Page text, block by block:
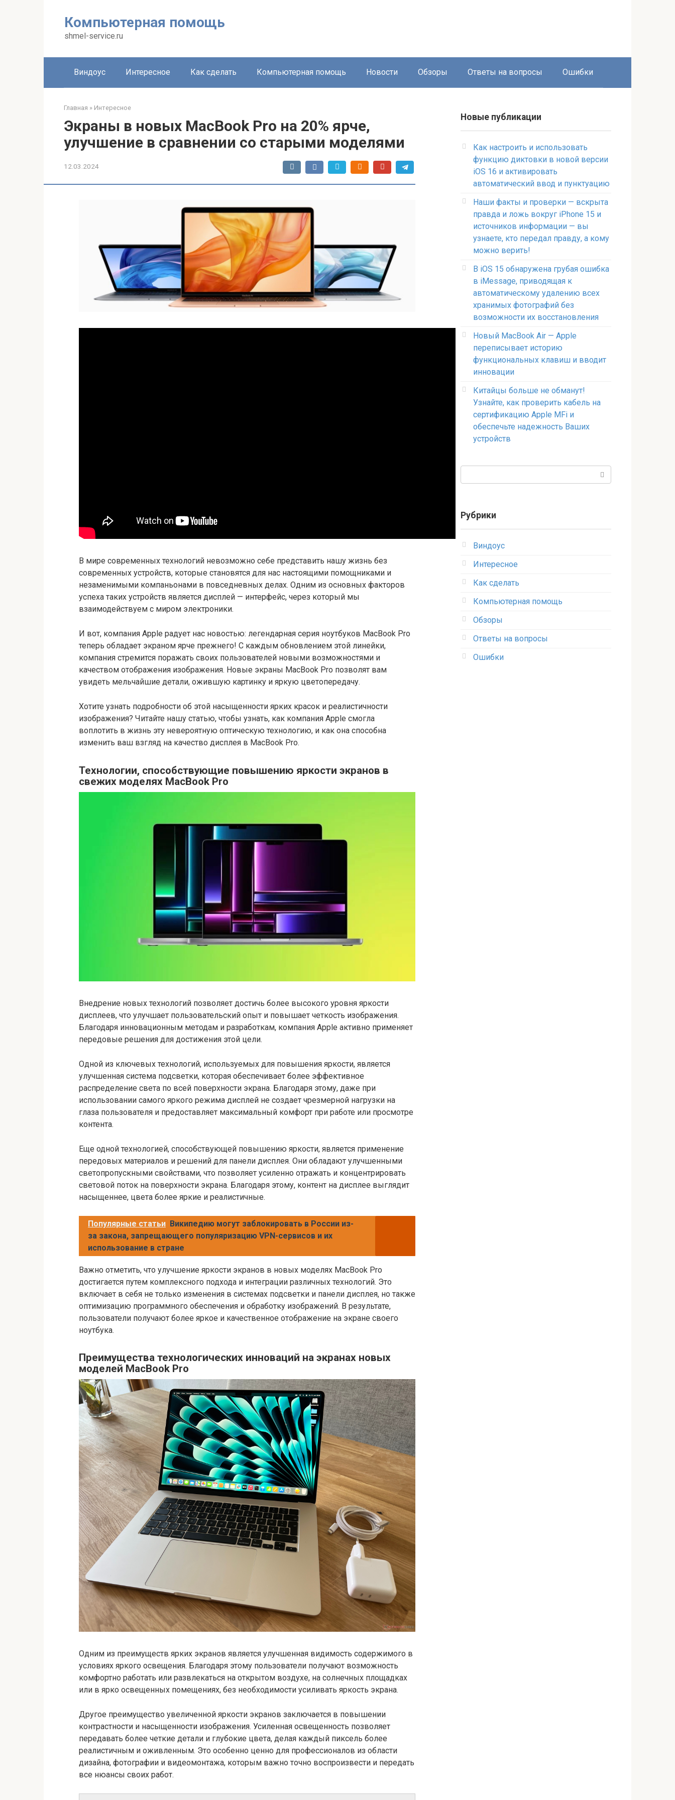
Компьютерная помощь
shmel-service.ru
Виндоус Интересное Как сделать Компьютерная помощь Новости Обзоры Ответы на вопросы Ошибки
Главная » Интересное
Экраны в новых MacBook Pro на 20% ярче,
улучшение в сравнении со старыми моделями
12.03.2024
В мире современных технологий невозможно себе представить нашу жизнь без
современных устройств, которые становятся для нас настоящими помощниками и
незаменимыми компаньонами в повседневных делах. Одним из основных факторов
успеха таких устройств является дисплей — интерфейс, через который мы
взаимодействуем с миром электроники.
И вот, компания Apple радует нас новостью: легендарная серия ноутбуков MacBook Pro
теперь обладает экраном ярче прежнего! С каждым обновлением этой линейки,
компания стремится поражать своих пользователей новыми возможностями и
качеством отображения изображения. Новые экраны MacBook Pro позволят вам
увидеть мельчайшие детали, ожившую картинку и яркую цветопередачу.
Хотите узнать подробности об этой насыщенности ярких красок и реалистичности
изображения? Читайте нашу статью, чтобы узнать, как компания Apple смогла
воплотить в жизнь эту невероятную оптическую технологию, и как она способна
изменить ваш взгляд на качество дисплея в MacBook Pro.
Технологии, способствующие повышению яркости экранов в
свежих моделях MacBook Pro
Внедрение новых технологий позволяет достичь более высокого уровня яркости
дисплеев, что улучшает пользовательский опыт и повышает четкость изображения.
Благодаря инновационным методам и разработкам, компания Apple активно применяет
передовые решения для достижения этой цели.
Одной из ключевых технологий, используемых для повышения яркости, является
улучшенная система подсветки, которая обеспечивает более эффективное
распределение света по всей поверхности экрана. Благодаря этому, даже при
использовании самого яркого режима дисплей не создает чрезмерной нагрузки на
глаза пользователя и предоставляет максимальный комфорт при работе или просмотре
контента.
Еще одной технологией, способствующей повышению яркости, является применение
передовых материалов и решений для панели дисплея. Они обладают улучшенными
светопропускными свойствами, что позволяет усиленно отражать и концентрировать
световой поток на поверхности экрана. Благодаря этому, контент на дисплее выглядит
насыщеннее, цвета более яркие и реалистичные.
Популярные статьи Википедию могут заблокировать в России из-
за закона, запрещающего популяризацию VPN-сервисов и их
использование в стране
Важно отметить, что улучшение яркости экранов в новых моделях MacBook Pro
достигается путем комплексного подхода и интеграции различных технологий. Это
включает в себя не только изменения в системах подсветки и панели дисплея, но также
оптимизацию программного обеспечения и обработку изображений. В результате,
пользователи получают более яркое и качественное отображение на экране своего
ноутбука.
Преимущества технологических инноваций на экранах новых
моделей MacBook Pro
Одним из преимуществ ярких экранов является улучшенная видимость содержимого в
условиях яркого освещения. Благодаря этому пользователи получают возможность
комфортно работать или развлекаться на открытом воздухе, на солнечных площадках
или в ярко освещенных помещениях, без необходимости усиливать яркость экрана.
Другое преимущество увеличенной яркости экранов заключается в повышении
контрастности и насыщенности изображения. Усиленная освещенность позволяет
передавать более четкие детали и глубокие цвета, делая каждый пиксель более
реалистичным и оживленным. Это особенно ценно для профессионалов из области
дизайна, фотографии и видеомонтажа, которым важно точно воспроизвести и передать
все нюансы своих работ.
Новые публикации
Как настроить и использовать
функцию диктовки в новой версии
iOS 16 и активировать
автоматический ввод и пунктуацию
Наши факты и проверки — вскрыта
правда и ложь вокруг iPhone 15 и
источников информации — вы
узнаете, кто передал правду, а кому
можно верить!
В iOS 15 обнаружена грубая ошибка
в iMessage, приводящая к
автоматическому удалению всех
хранимых фотографий без
возможности их восстановления
Новый MacBook Air — Apple
переписывает историю
функциональных клавиш и вводит
инновации
Китайцы больше не обманут!
Узнайте, как проверить кабель на
сертификацию Apple MFi и
обеспечьте надежность Ваших
устройств
Рубрики
Виндоус
Интересное
Как сделать
Компьютерная помощь
Обзоры
Ответы на вопросы
Ошибки